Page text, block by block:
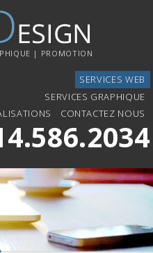
| PROMOTION
SERVICES WEB
SERVICES GRAPHIQUE
CONTACTEZ NOUS